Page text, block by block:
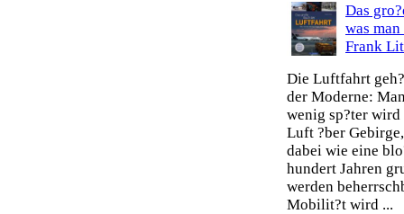
Das
was
Frank
Die Luftfahrt
der Moderne:
wenig sp?ter wird
Luft ?ber
dabei wie eine
hundert Jahren
werden
Mobilit?t wird ...